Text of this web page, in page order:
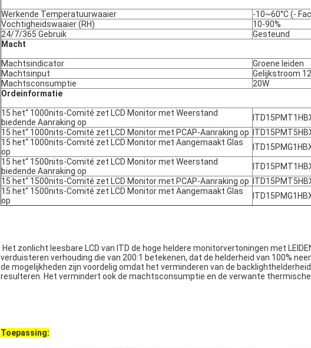
Werkende Temperatuurwaaier
-10~60°C (-
Vochtigheidswaaier (RH)
10-90%
24/7/365 Gebruik
Gesteund
Macht
Machtsindicator
Groene leiden
Machtsinput
Gelijkstroom
Machtsconsumptie
20W
Ordeinformatie
15 het“ 1000nits-Comité zet LCD Monitor met Weerstand
biedende Aanraking op
15 het“ 1000nits-Comité zet LCD Monitor met PCAP-Aanraking op
15 het“ 1000nits-Comité zet LCD Monitor met Aangemaakt Glas
op
15 het“ 1500nits-Comité zet LCD Monitor met Weerstand
biedende Aanraking op
15 het“ 1500nits-Comité zet LCD Monitor met PCAP-Aanraking op
15 het“ 1500nits-Comité zet LCD Monitor met Aangemaakt Glas
op
Het zonlicht leesbare LCD van ITD de hoge heldere monitorvertoningen met
verduisteren verhouding die van 200:1 betekenen, dat de helderheid van 100%
de mogelijkheden zijn voordelig omdat het verminderen van de
resulteren. Het vermindert ook de machtsconsumptie en de verwante
Toepassing: